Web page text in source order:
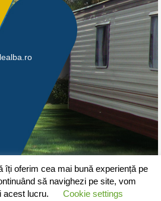
îți oferim cea mai bună experiență pe
să navighezi pe site, vom
acest lucru.
Cookie settings